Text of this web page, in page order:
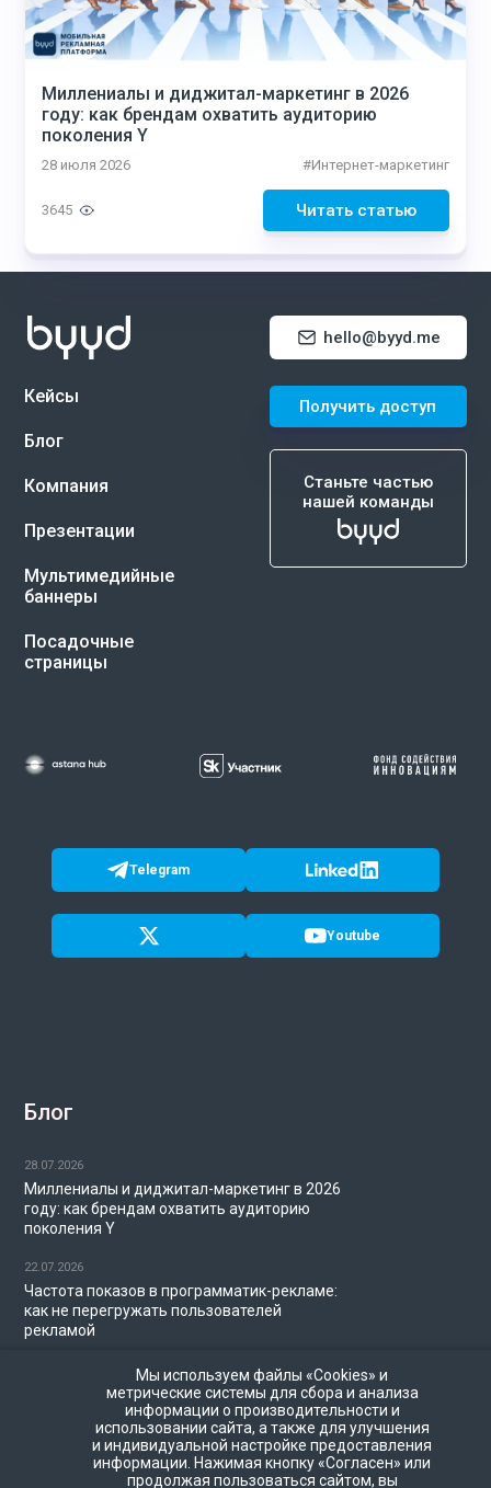
Миллениалы и диджитал-маркетинг в 2026
году: как брендам охватить аудиторию
поколения Y
28 июля 2026 #Интернет-маркетинг
Читать статью
3645
Кейсы
Блог
Компания
Презентации
Мультимедийные
баннеры
Посадочные
страницы
Блог
28.07.2026
Миллениалы и диджитал-маркетинг в 2026
году: как брендам охватить аудиторию
поколения Y
22.07.2026
Частота показов в программатик-рекламе:
как не перегружать пользователей
рекламой
State of Mobile 2026: главные тренды
мобильного рынка, приложений и рекламы
по данным Sensor Tower
hello@byyd.me
Получить доступ
Станьте частью
нашей команды
Telegram
Youtube
Мы используем файлы «Cookies» и
метрические системы для сбора и анализа
информации о производительности и
использовании сайта, а также для улучшения
и индивидуальной настройке предоставления
информации. Нажимая кнопку «Согласен» или
продолжая пользоваться сайтом, вы